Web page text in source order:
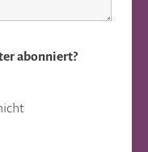
abonniert?